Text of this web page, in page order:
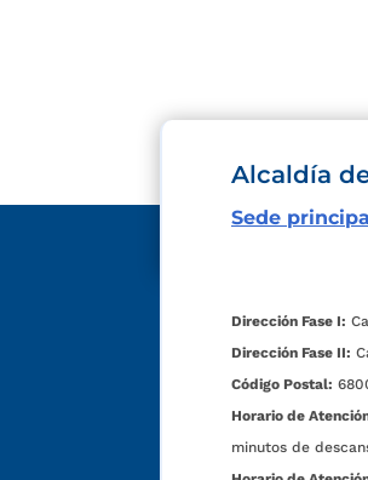
Alcaldía
Sede
Dirección Fase I:
Dirección Fase II:
Código Postal:
Horario de
minutos de